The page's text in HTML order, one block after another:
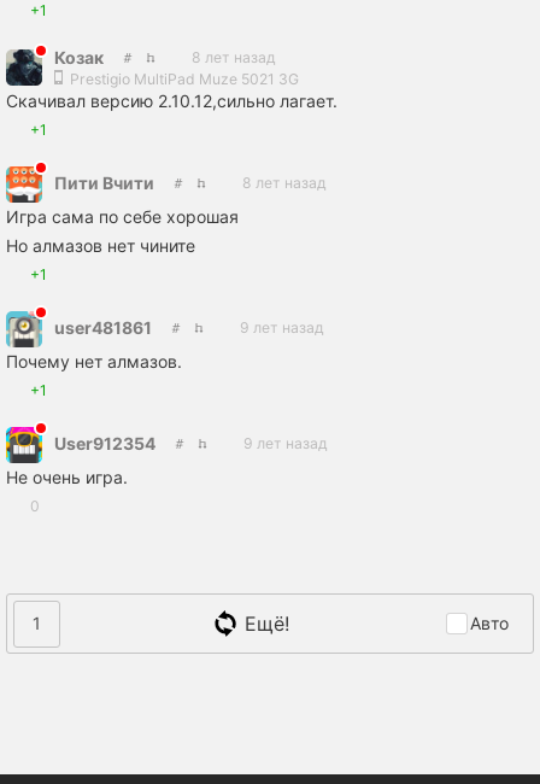
+1
Козак
8 лет назад
Prestigio MultiPad Muze 5021 3G
Скачивал версию 2.10.12,сильно лагает.
+1
Пити Вчити 8 лет назад
Игра сама по себе хорошая
Но алмазов нет чините
+1
user481861 9 лет назад
Почему нет алмазов.
+1
User912354 9 лет назад
Не очень игра.
0
1 Ещё! Авто